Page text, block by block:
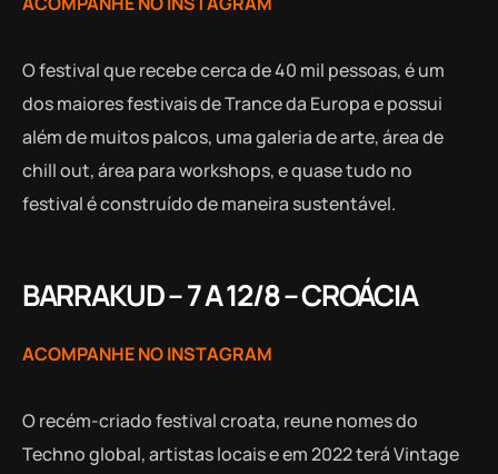
O festival que recebe cerca de 40 mil pessoas, é um
dos maiores festivais de Trance da Europa e possui
além de muitos palcos, uma galeria de arte, área de
chill out, área para workshops, e quase tudo no
festival é construído de maneira sustentável.
BARRAKUD – 7 A 12/8 – CROÁCIA
ACOMPANHE NO INSTAGRAM
O recém-criado festival croata, reune nomes do
Techno global, artistas locais e em 2022 terá Vintage